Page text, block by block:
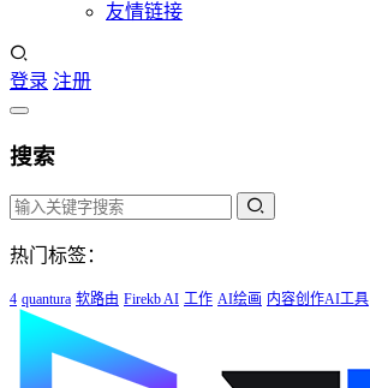
友情链接
登录 注册
搜索
热门标签：
4 quantura 软路由 Firekb AI 工作 AI绘画 内容创作AI工具